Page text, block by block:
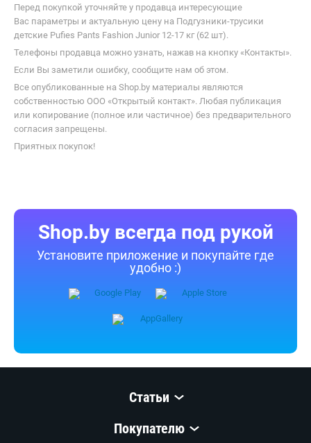
Перед покупкой уточняйте у продавца интересующие
Вас параметры и актуальную цену на Подгузники-трусики
детские Pufies Pants Fashion Junior 12-17 кг (62 шт).
Телефоны продавца можно узнать, нажав на кнопку «Контакты».
Если Вы заметили ошибку, сообщите нам об этом.
Все опубликованные на Shop.by материалы являются
собственностью ООО «Открытый контакт». Любая публикация
или копирование (полное или частичное) без предварительного
согласия запрещены.
Приятных покупок!
Shop.by всегда под рукой
Установите приложение и покупайте где
удобно :)
Статьи
Покупателю